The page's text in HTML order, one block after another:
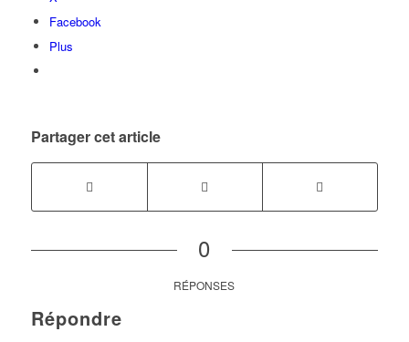
Facebook
Plus
Partager cet article
0
RÉPONSES
Répondre